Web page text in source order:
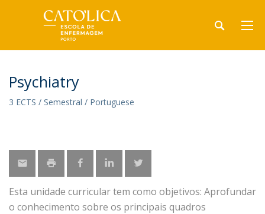
Psychiatry
3 ECTS / Semestral / Portuguese
Esta unidade curricular tem como objetivos: Aprofundar
o conhecimento sobre os principais quadros